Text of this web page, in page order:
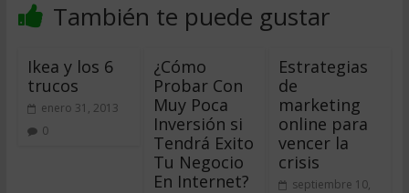
También te puede gustar
Ikea y los 6
trucos
enero 31, 2013
0
¿Cómo
Probar Con
Muy Poca
Inversión si
Tendrá Exito
Tu Negocio
En Internet?
Estrategias
de
marketing
online para
vencer la
crisis
septiembre 10,